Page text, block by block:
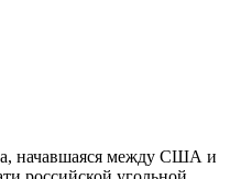
начавшаяся между США и